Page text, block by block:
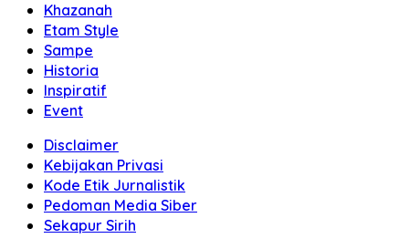
Khazanah
Etam Style
Sampe
Historia
Inspiratif
Event
Disclaimer
Kebijakan Privasi
Kode Etik Jurnalistik
Pedoman Media Siber
Sekapur Sirih